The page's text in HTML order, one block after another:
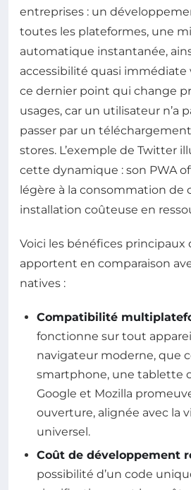
entreprises : un
toutes les plateformes, une
automatique instantanée,
accessibilité quasi immédiate
ce dernier point qui change
usages, car un utilisateur n’a
passer par un
stores. L’exemple de Twitter
cette dynamique : son PWA
légère à la consommation de
installation coûteuse en
Voici les bénéfices principaux
apportent en comparaison
natives :
Compatibilité
fonctionne sur tout
navigateur moderne, que
smartphone, une tablette
Google et Mozilla
ouverture, alignée avec la
universel.
Coût de développement
possibilité d’un code